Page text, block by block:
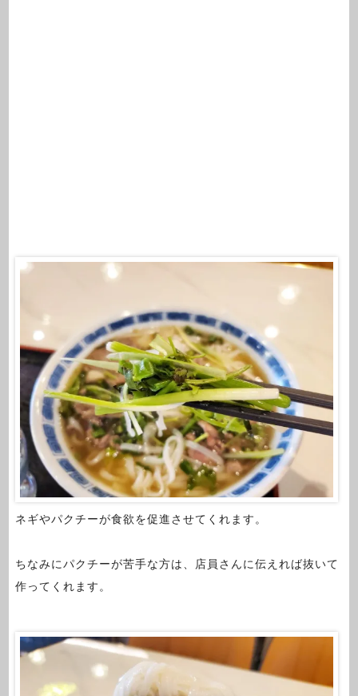
ネギやパクチーが食欲を促進させてくれます。
ちなみにパクチーが苦手な方は、店員さんに伝えれば抜いて
作ってくれます。